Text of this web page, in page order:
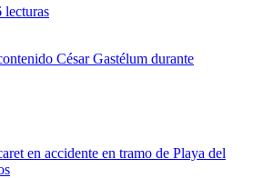
lecturas
César Gastélum durante
en accidente en tramo de Playa del